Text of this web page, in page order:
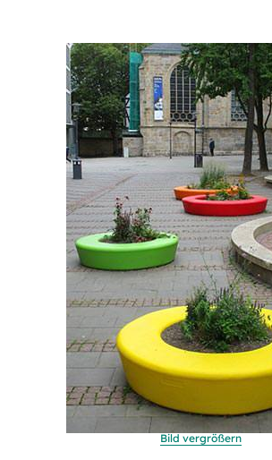
Bild vergrößern